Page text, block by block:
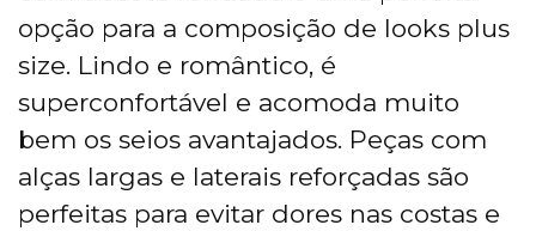
opção para a composição de looks plus
size. Lindo e romântico, é
superconfortável e acomoda muito
bem os seios avantajados. Peças com
alças largas e laterais reforçadas são
perfeitas para evitar dores nas costas e